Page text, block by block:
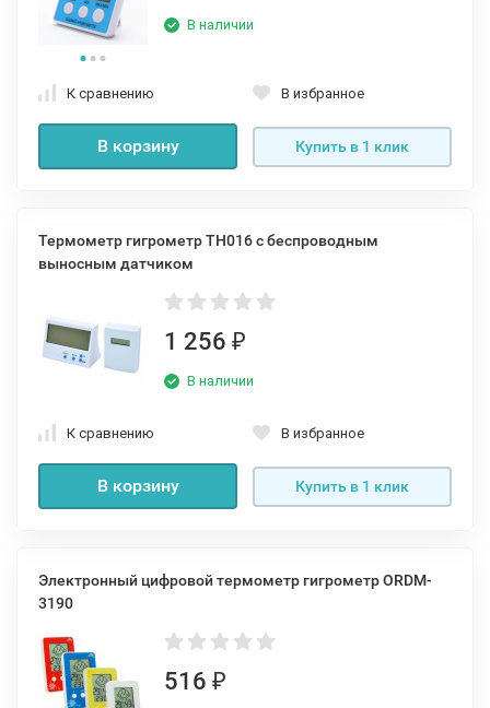
В наличии
К сравнению В избранное
В корзину Купить в 1 клик
Термометр гигрометр TH016 с беспроводным
выносным датчиком
1 256 ₽
В наличии
К сравнению В избранное
В корзину Купить в 1 клик
Электронный цифровой термометр гигрометр ORDM-
3190
516 ₽